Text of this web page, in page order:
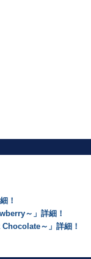
！
～」詳細！
～」詳細！